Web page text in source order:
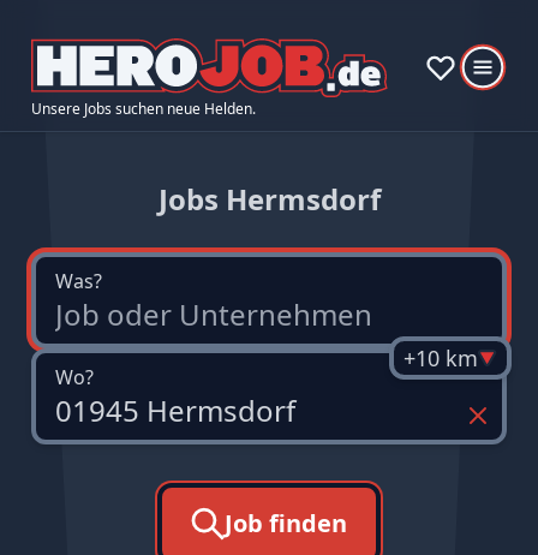
Unsere Jobs suchen neue Helden.
Jobs Hermsdorf
Was?
Wo?
+10 km
Job finden